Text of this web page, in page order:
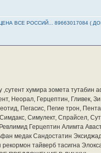
ВСЕ РОССИЙ... 89663017084 (
,сутент хумира зомета
Неорал, Герцептин, Гливек,
Пегасис, Пегие трон,
Симулект, Спрайсел,
Герцептин Алимта
медак Сандостатин
рекормон тайверб тасигна